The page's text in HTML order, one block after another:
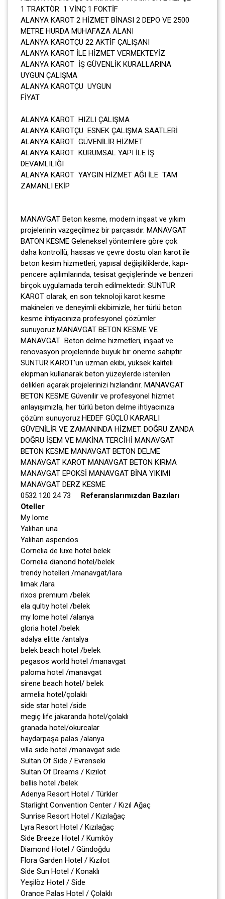
1 TRAKTÖR 1 VİNÇ 1 FOKTİF
ALANYA KAROT 2 HİZMET BİNASI 2 DEPO VE 2500
METRE HURDA MUHAFAZA ALANI
ALANYA KAROTÇU 22 AKTİF ÇALIŞANI
ALANYA KAROT İLE HİZMET VERMEKTEYİZ
ALANYA KAROT İŞ GÜVENLİK KURALLARINA
UYGUN ÇALIŞMA
ALANYA KAROTÇU UYGUN
FİYAT
ALANYA KAROT HIZLI ÇALIŞMA
ALANYA KAROTÇU ESNEK ÇALIŞMA SAATLERİ
ALANYA KAROT GÜVENİLİR HİZMET
ALANYA KAROT KURUMSAL YAPI İLE İŞ
DEVAMLILIĞI
ALANYA KAROT YAYGIN HİZMET AĞI İLE TAM
ZAMANLI EKİP
MANAVGAT Beton kesme, modern inşaat ve yıkım
projelerinin vazgeçilmez bir parçasıdır. MANAVGAT
BATON KESME Geleneksel yöntemlere göre çok
daha kontrollü, hassas ve çevre dostu olan karot ile
beton kesim hizmetleri, yapısal değişikliklerde, kapı-
pencere açılımlarında, tesisat geçişlerinde ve benzeri
birçok uygulamada tercih edilmektedir. SUNTUR
KAROT olarak, en son teknoloji karot kesme
makineleri ve deneyimli ekibimizle, her türlü beton
kesme ihtiyacınıza profesyonel çözümler
sunuyoruz.MANAVGAT BETON KESME VE
MANAVGAT Beton delme hizmetleri, inşaat ve
renovasyon projelerinde büyük bir öneme sahiptir.
SUNTUR KAROT’un uzman ekibi, yüksek kaliteli
ekipman kullanarak beton yüzeylerde istenilen
delikleri açarak projelerinizi hızlandırır. MANAVGAT
BETON KESME Güvenilir ve profesyonel hizmet
anlayışımızla, her türlü beton delme ihtiyacınıza
çözüm sunuyoruz.HEDEF GÜÇLÜ KARARLI
GÜVENİLİR VE ZAMANINDA HİZMET. DOĞRU ZANDA
DOĞRU İŞEM VE MAKİNA TERCİHİ MANAVGAT
BETON KESME MANAVGAT BETON DELME
MANAVGAT KAROT MANAVGAT BETON KIRMA
MANAVGAT EPOKSİ MANAVGAT BİNA YIKIMI
MANAVGAT DERZ KESME
0532 120 24 73 Referanslarımızdan Bazıları
Oteller
My lome
Yalıhan una
Yalıhan aspendos
Cornelia de lüxe hotel belek
Cornelia dianond hotel/belek
trendy hotelleri /manavgat/lara
limak /lara
rixos premıum /belek
ela qultıy hotel /belek
my lome hotel /alanya
gloria hotel /belek
adalya elitte /antalya
belek beach hotel /belek
pegasos world hotel /manavgat
paloma hotel /manavgat
sirene beach hotel/ belek
armelia hotel/çolaklı
side star hotel /side
megiç life jakaranda hotel/çolaklı
granada hotel/okurcalar
haydarpaşa palas /alanya
villa side hotel /manavgat side
Sultan Of Side / Evrenseki
Sultan Of Dreams / Kızılot
bellis hotel /belek
Adenya Resort Hotel / Türkler
Starlight Convention Center / Kızıl Ağaç
Sunrise Resort Hotel / Kızılağaç
Lyra Resort Hotel / Kızılağaç
Side Breeze Hotel / Kumköy
Diamond Hotel / Gündoğdu
Flora Garden Hotel / Kızılot
Side Sun Hotel / Konaklı
Yeşilöz Hotel / Side
Orance Palas Hotel / Çolaklı